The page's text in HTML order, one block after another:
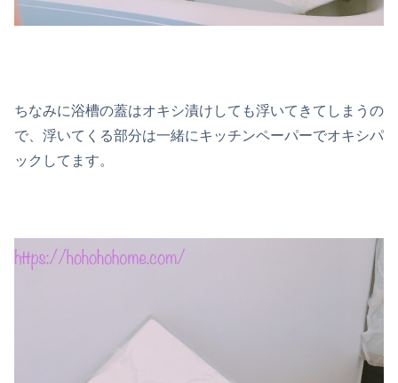
ちなみに浴槽の蓋はオキシ漬けしても浮いてきてしまうの
で、浮いてくる部分は一緒にキッチンペーパーでオキシパ
ックしてます。